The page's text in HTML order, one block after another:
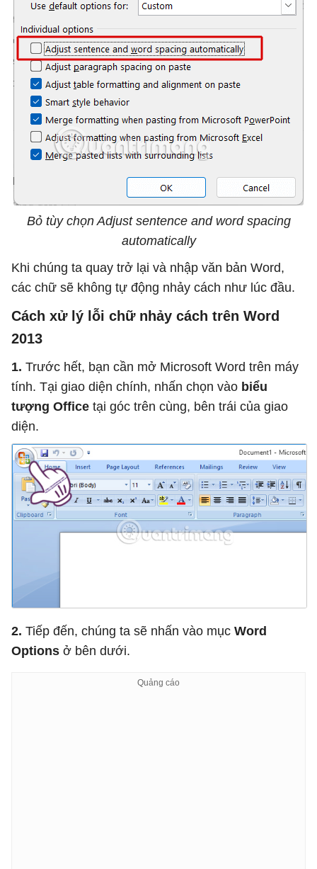
Bỏ tùy chọn Adjust sentence and word spacing
automatically
Khi chúng ta quay trở lại và nhập văn bản Word,
các chữ sẽ không tự động nhảy cách như lúc đầu.
Cách xử lý lỗi chữ nhảy cách trên Word
2013
1. Trước hết, bạn cần mở Microsoft Word trên máy
tính. Tại giao diện chính, nhấn chọn vào biểu
tượng Office tại góc trên cùng, bên trái của giao
diện.
2. Tiếp đến, chúng ta sẽ nhấn vào mục Word
Options ở bên dưới.